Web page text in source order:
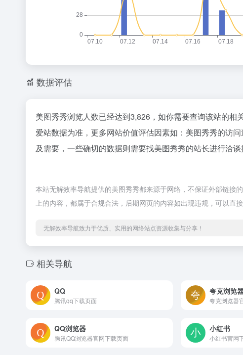
数据评估
美图秀秀浏览人数已经达到3,826，如你需要查询该站的相
爱站数据为准，更多网站价值评估因素如：美图秀秀的访
及需要，一些确切的数据则需要找美图秀秀的站长进行洽
本站无解效率导航提供的美图秀秀都来源于网络，不保证外部链
上的内容，都属于合规合法，后期网页的内容如出现违规，可以直
无解效率导航致力于优质、实用的网络站点资源收集与分享！
相关导航
QQ
腾讯qq下载页面
夸克浏览
夸克浏览器
QQ浏览器
腾讯QQ浏览器官网下载页面
小红书
小红书官网